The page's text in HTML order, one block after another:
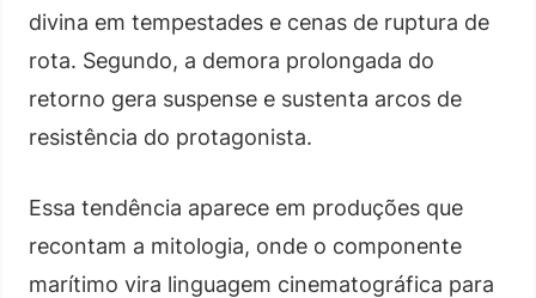
divina em tempestades e cenas de ruptura de
rota. Segundo, a demora prolongada do
retorno gera suspense e sustenta arcos de
resistência do protagonista.
Essa tendência aparece em produções que
recontam a mitologia, onde o componente
marítimo vira linguagem cinematográfica para